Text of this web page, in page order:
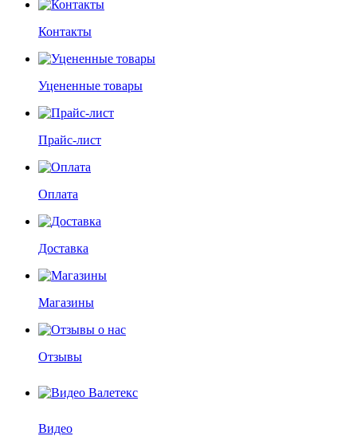
Контакты
Уцененные товары
Прайс-лист
Оплата
Доставка
Магазины
Отзывы
Видео